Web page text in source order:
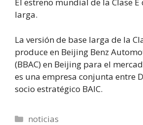
larga.
La versión de base larga de la
produce en Beijing Benz
(BBAC) en Beijing para el
es una empresa conjunta entre
socio estratégico BAIC.
Categorías
noticias